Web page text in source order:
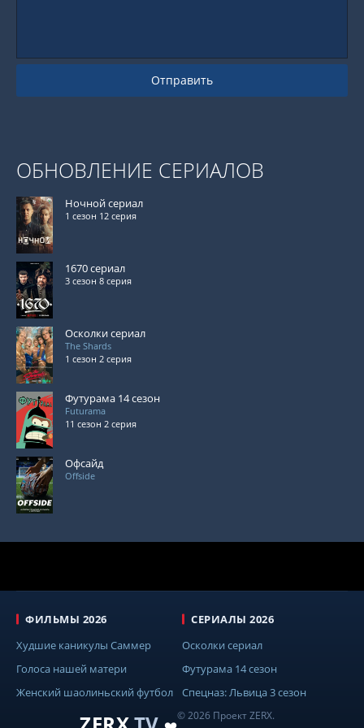
Отправить
ОБНОВЛЕНИЕ СЕРИАЛОВ
Ночной сериал
1 сезон 12 серия
1670 сериал
3 сезон 8 серия
Осколки сериал
The Shards
1 сезон 2 серия
Футурама 14 сезон
Futurama
11 сезон 2 серия
Офсайд
Offside
© 2026 Проект ZERX.
ФИЛЬМЫ 2026
Худшие каникулы Саммер
Голоса нашей матери
Женский шаолиньский футбол
СЕРИАЛЫ 2026
Осколки сериал
Футурама 14 сезон
Спецназ: Львица 3 сезон